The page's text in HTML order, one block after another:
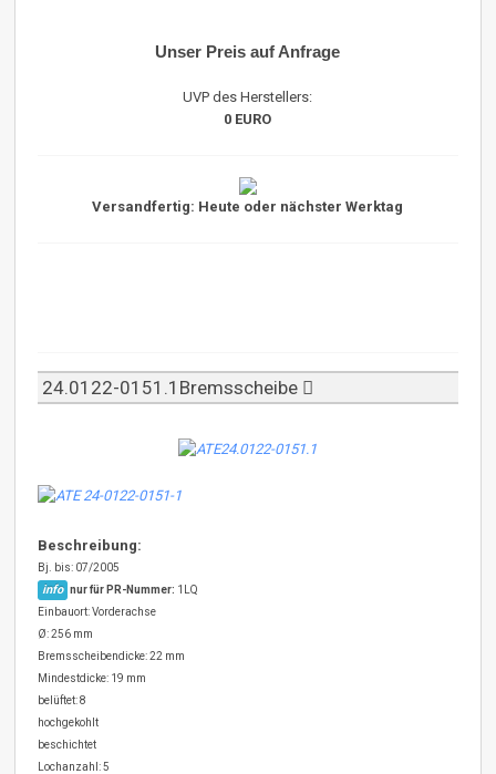
Unser Preis auf Anfrage
UVP des Herstellers:
0 EURO
Versandfertig: Heute oder nächster Werktag
24.0122-0151.1Bremsscheibe
Beschreibung:
Bj. bis: 07/2005
info nur für PR-Nummer: 1LQ
Einbauort: Vorderachse
Ø: 256 mm
Bremsscheibendicke: 22 mm
Mindestdicke: 19 mm
belüftet: 8
hochgekohlt
beschichtet
Lochanzahl: 5